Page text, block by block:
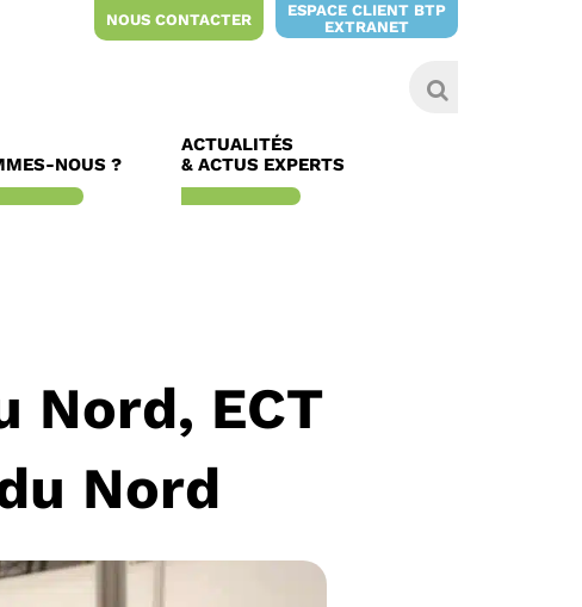
NOUS CONTACTER
ESPACE CLIENT BTP
EXTRANET
NOUS ?
ACTUALITÉS
& ACTUS EXPERTS
Nord, ECT
Nord